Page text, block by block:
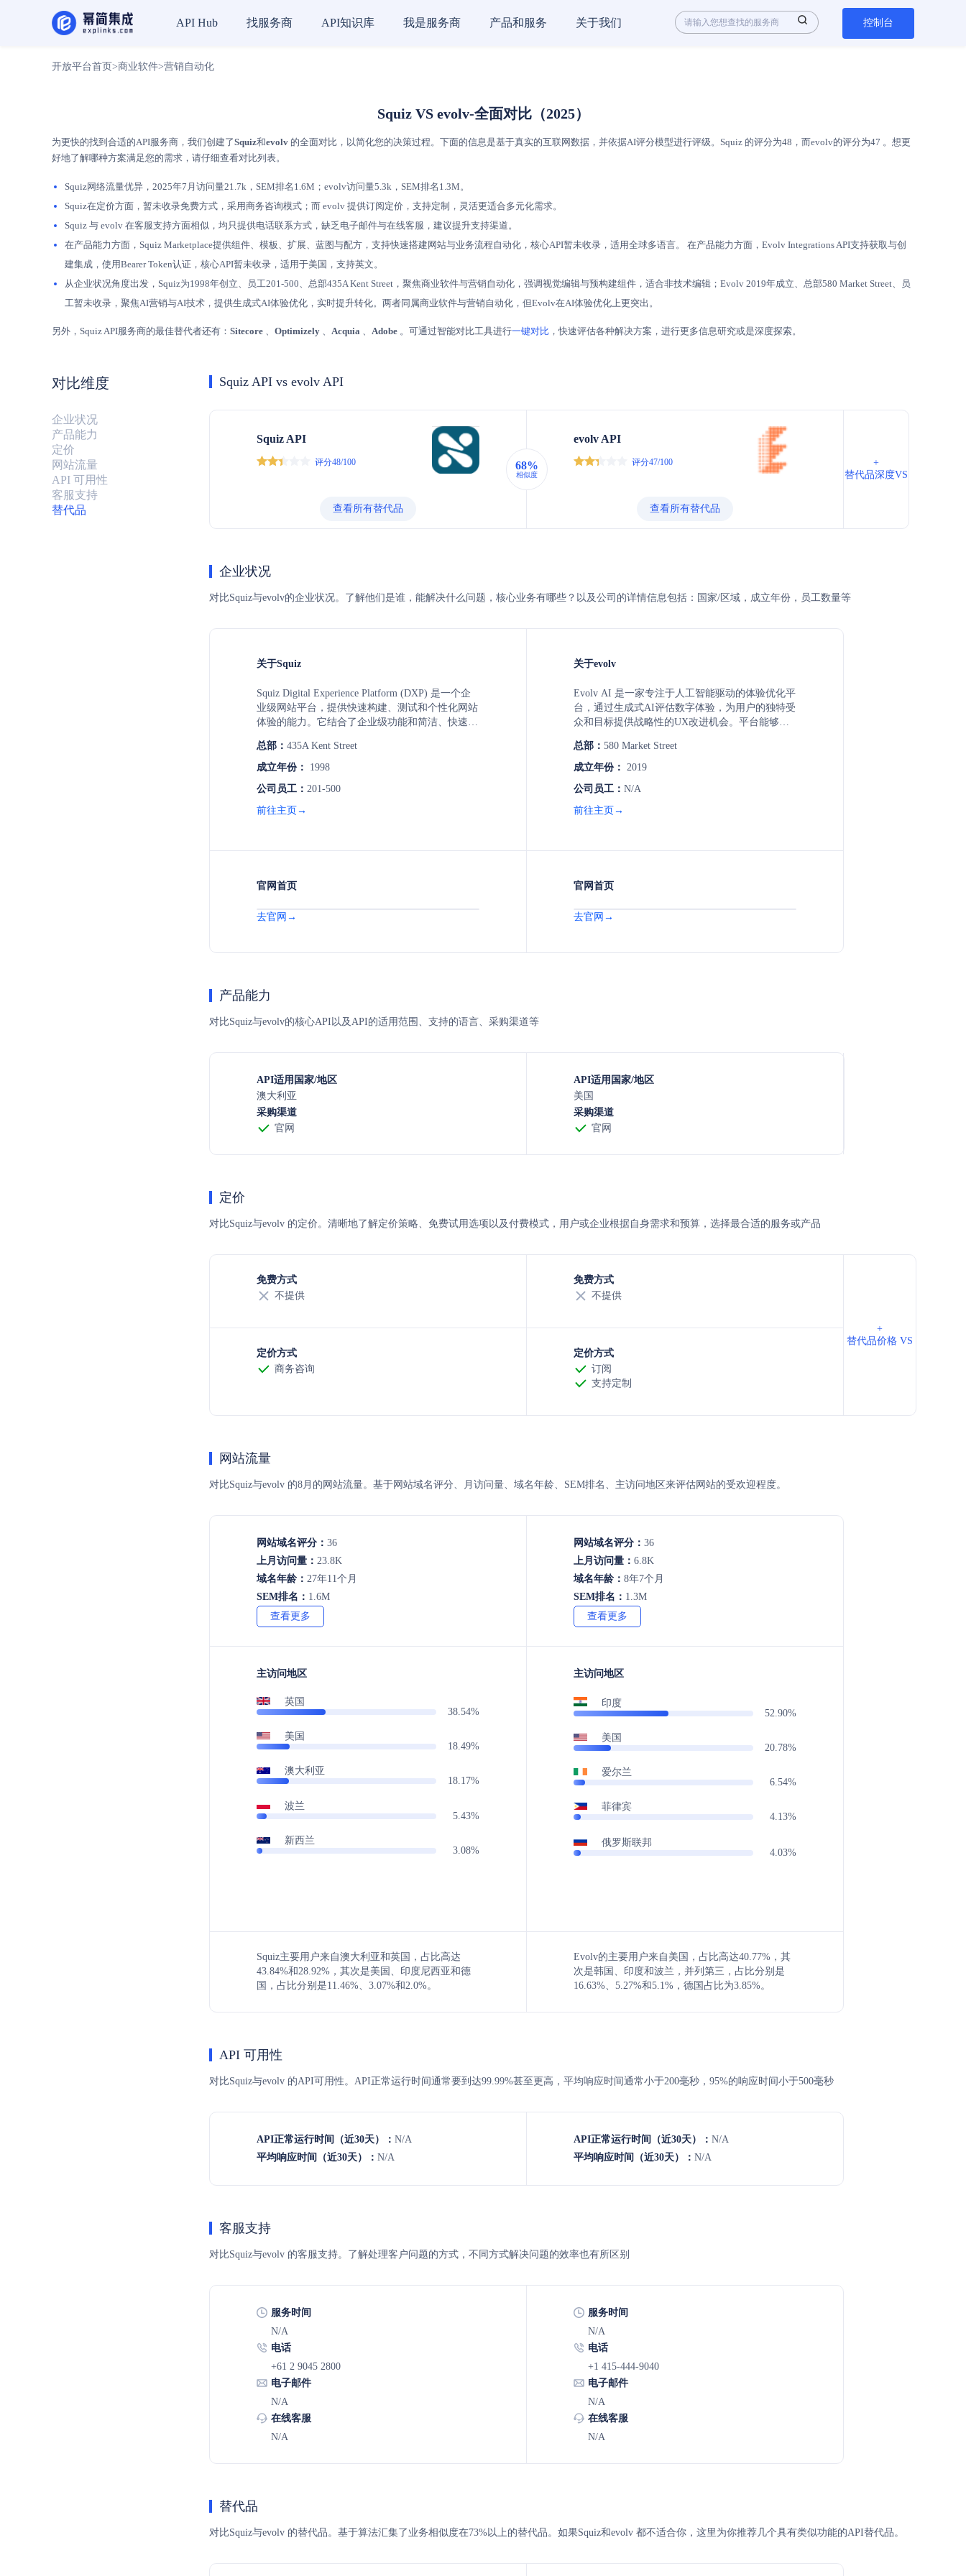
API Hub 找服务商 API知识库 我是服务商 产品和服务 关于我们 控制台
开放平台首页 >商业软件>营销自动化
Squiz VS evolv-全面对比（2025）
为更快的找到合适的API服务商，我们创建了Squiz和evolv 的全面对比，以简化您的决策过程。下面的信息是基于真实的互联网数据，并依据AI评分模型进行评级。Squiz 的评分为48，而evolv的评分为47 。想更
好地了解哪种方案满足您的需求，请仔细查看对比列表。
Squiz网络流量优异，2025年7月访问量21.7k，SEM排名1.6M；evolv访问量5.3k，SEM排名1.3M。
Squiz在定价方面，暂未收录免费方式，采用商务咨询模式；而 evolv 提供订阅定价，支持定制，灵活更适合多元化需求。
Squiz 与 evolv 在客服支持方面相似，均只提供电话联系方式，缺乏电子邮件与在线客服，建议提升支持渠道。
在产品能力方面，Squiz Marketplace提供组件、模板、扩展、蓝图与配方，支持快速搭建网站与业务流程自动化，核心API暂未收录，适用全球多语言。 在产品能力方面，Evolv Integrations API支持获取与创
建集成，使用Bearer Token认证，核心API暂未收录，适用于美国，支持英文。
从企业状况角度出发，Squiz为1998年创立、员工201‑500、总部435A Kent Street，聚焦商业软件与营销自动化，强调视觉编辑与预构建组件，适合非技术编辑；Evolv 2019年成立、总部580 Market Street、员
工暂未收录，聚焦AI营销与AI技术，提供生成式AI体验优化，实时提升转化。两者同属商业软件与营销自动化，但Evolv在AI体验优化上更突出。
另外，Squiz API服务商的最佳替代者还有： Sitecore 、 Optimizely 、 Acquia 、 Adobe 。可通过智能对比工具进行一键对比 ，快速评估各种解决方案，进行更多信息研究或是深度探索。
对比维度
企业状况
产品能力
定价
网站流量
API 可用性
客服支持
替代品
Squiz API vs evolv API
Squiz API
评分48/100
查看所有替代品
68%
相似度
evolv API
评分47/100
查看所有替代品
+
替代品深度VS
企业状况
对比Squiz与evolv的企业状况。了解他们是谁，能解决什么问题，核心业务有哪些？以及公司的详情信息包括：国家/区域，成立年份，员工数量等
关于Squiz
Squiz Digital Experience Platform (DXP) 是一个企
业级网站平台，提供快速构建、测试和个性化网站
体验的能力。它结合了企业级功能和简洁、快速的
控制，从而快速实现成果。Squiz DXP 提供了视觉
内容编辑器、Gen AI工具和预构建组件库，帮助非
的领导者，服务于高等教育、政府、金融保险、专
业服务和医疗保健等关键服务领域。
总部： 435A Kent Street
成立年份：
1998
公司员工： 201-500
前往主页→
关于evolv
Evolv AI 是一家专注于人工智能驱动的体验优化平
台，通过生成式AI评估数字体验，为用户的独特受
众和目标提供战略性的UX改进机会。平台能够利
化体验，以提高转化率和收入。Evolv AI 还支持与
现有技术栈的集成，帮助企业实现持续的用户体验
总部： 580 Market Street
成立年份： 2019
公司员工： N/A
前往主页→
官网首页
去官网→
官网首页
去官网→
产品能力
对比Squiz与evolv的核心API以及API的适用范围、支持的语言、采购渠道等
API适用国家/地区
澳大利亚
采购渠道
官网
API适用国家/地区
美国
采购渠道
官网
定价
对比Squiz与evolv 的定价。清晰地了解定价策略、免费试用选项以及付费模式，用户或企业根据自身需求和预算，选择最合适的服务或产品
免费方式
不提供
免费方式
不提供
定价方式
商务咨询
定价方式
订阅
支持定制
+
替代品价格 VS
网站流量
对比Squiz与evolv 的8月的网站流量。基于网站域名评分、月访问量、域名年龄、SEM排名、主访问地区来评估网站的受欢迎程度。
网站域名评分： 36
上月访问量： 23.8K
域名年龄： 27年11个月
SEM排名： 1.6M
查看更多
主访问地区
英国
38.54%
美国
18.49%
澳大利亚
18.17%
波兰
5.43%
新西兰
3.08%
Squiz主要用户来自澳大利亚和英国，占比高达
43.84%和28.92%，其次是美国、印度尼西亚和德
国，占比分别是11.46%、3.07%和2.0%。
网站域名评分： 36
上月访问量： 6.8K
域名年龄： 8年7个月
SEM排名： 1.3M
查看更多
主访问地区
印度
52.90%
美国
20.78%
爱尔兰
6.54%
菲律宾
4.13%
俄罗斯联邦
4.03%
Evolv的主要用户来自美国，占比高达40.77%，其
次是韩国、印度和波兰，并列第三，占比分别是
16.63%、5.27%和5.1%，德国占比为3.85%。
API 可用性
对比Squiz与evolv 的API可用性。API正常运行时间通常要到达99.99%甚至更高，平均响应时间通常小于200毫秒，95%的响应时间小于500毫秒
API正常运行时间（近30天）： N/A
平均响应时间（近30天）： N/A
API正常运行时间（近30天）： N/A
平均响应时间（近30天）： N/A
客服支持
对比Squiz与evolv 的客服支持。了解处理客户问题的方式，不同方式解决问题的效率也有所区别
服务时间
N/A
电话
+61 2 9045 2800
电子邮件
N/A
在线客服
N/A
服务时间
N/A
电话
+1 415-444-9040
电子邮件
N/A
在线客服
N/A
替代品
对比Squiz与evolv 的替代品。基于算法汇集了业务相似度在73%以上的替代品。如果Squiz和evolv 都不适合你，这里为你推荐几个具有类似功能的API替代品。